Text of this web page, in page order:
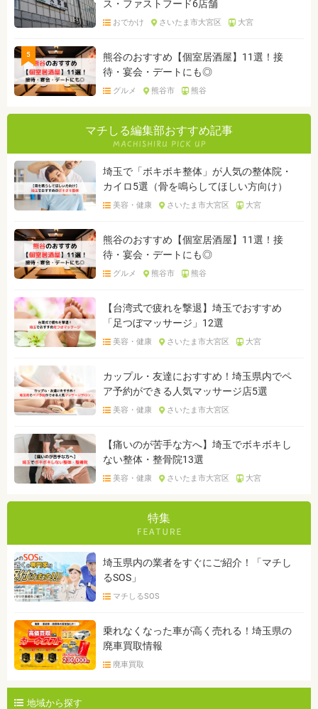
ス・ファストフード6店舗
おでかけ さいたま市大宮区 大宮
5
熊谷のおすすめ【個室居酒屋】11選！接
待・宴会・デートにも◎
グルメ 熊谷市 熊谷
マチしる編集部おすすめ記事
埼玉で「ボキボキ整体」が人気の整体院・
カイロ5選（骨を鳴らしてほしい方向け）
美容・健康 さいたま市大宮区 大宮
熊谷のおすすめ【個室居酒屋】11選！接
待・宴会・デートにも◎
グルメ 熊谷市 熊谷
【台湾式で疲れを撃退】埼玉でおすすめ
「足つぼマッサージ」12選
美容・健康 さいたま市大宮区 大宮
カップル・友達におすすめ！埼玉県内でペ
ア予約ができる人気マッサージ店5選
美容・健康 さいたま市大宮区
【痛いのが苦手な方へ】埼玉でボキボキし
ない整体・整骨院13選
美容・健康 さいたま市大宮区 大宮
特集
埼玉県内の業者をすぐにご紹介！「マチし
るSOS」
マチしるSOS
乗れなくなった車が高く売れる！埼玉県の
廃車買取情報
廃車買取
地域から探す